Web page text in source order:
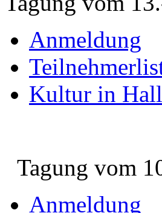
Anmeldung
Kultur in
Tagung vom
Anmeldung